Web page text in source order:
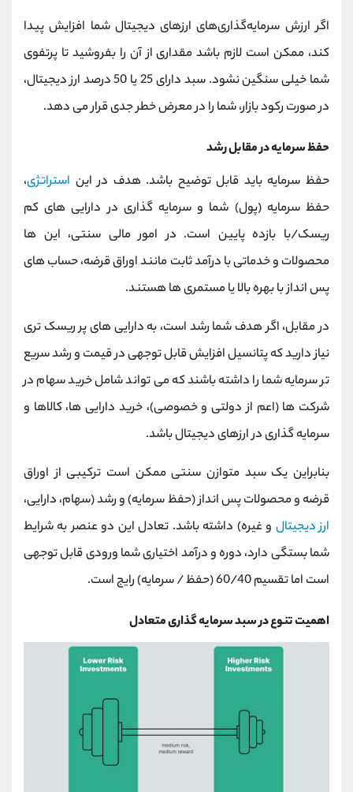
اگر ارزش سرمایه‌گذاری‌های ارزهای دیجیتال شما افزایش پیدا
کند، ممکن است لازم باشد مقداری از آن را بفروشید تا پرتفوی
شما خیلی سنگین نشود. سبد دارای 25 یا 50 درصد ارز دیجیتال،
در صورت رکود بازار، شما را در معرض خطر جدی قرار می دهد.
حفظ سرمایه در مقابل رشد
حفظ سرمایه باید قابل توضیح باشد. هدف در این استراتژی،
حفظ سرمایه (پول) شما و سرمایه گذاری در دارایی های کم
ریسک/با بازده پایین است. در امور مالی سنتی، این ها
محصولات و خدماتی با درآمد ثابت مانند اوراق قرضه، حساب‌ های
پس ‌انداز با بهره بالا یا مستمری‌ ها هستند.
در مقابل، اگر هدف شما رشد است، به دارایی‌ های پر ریسک ‌تری
نیاز دارید که پتانسیل افزایش قابل‌ توجهی در قیمت و رشد سریع
‌تر سرمایه شما را داشته باشند که می‌ تواند شامل خرید سهام در
شرکت‌ ها (اعم از دولتی و خصوصی)، خرید دارایی‌ ها، کالاها و
سرمایه گذاری در ارزهای دیجیتال باشد.
بنابراین یک سبد متوازن سنتی ممکن است ترکیبی از اوراق
قرضه و محصولات پس انداز (حفظ سرمایه) و رشد (سهام، دارایی،
ارز دیجیتال و غیره) داشته باشد. تعادل این دو عنصر به شرایط
شما بستگی دارد، دوره و درآمد اختیاری شما ورودی قابل توجهی
است اما تقسیم 60/40 (حفظ / سرمایه) رایج است.
اهمیت تنوع در سبد سرمایه گذاری متعادل